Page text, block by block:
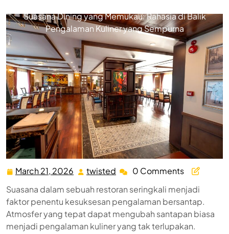
Suasana Dining yang Memukau: Rahasia di Balik
Pengalaman Kuliner yang Sempurna
March 21, 2026 March
2026
twisted twisted0 Comments
Suasana dalam sebuah restoran seringkali menjadi
faktor penentu kesuksesan pengalaman bersantap.
Atmosfer yang tepat dapat mengubah santapan biasa
menjadi pengalaman kuliner yang tak terlupakan.